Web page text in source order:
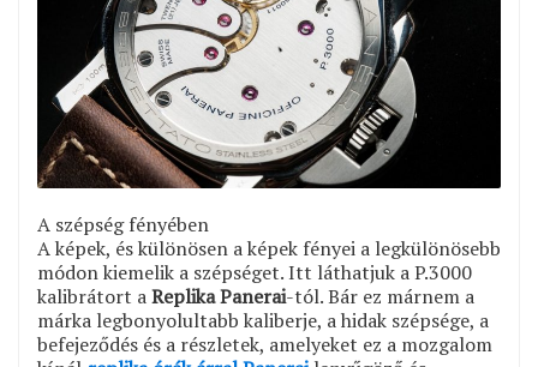
A szépség fényében
A képek, és különösen a képek fényei a legkülönösebb
módon kiemelik a szépséget. Itt láthatjuk a P.3000
kalibrátort aReplika Panerai-tól. Bár ez márnem a
márka legbonyolultabb kaliberje, a hidak szépsége, a
befejeződés és a részletek, amelyeket ez a mozgalom